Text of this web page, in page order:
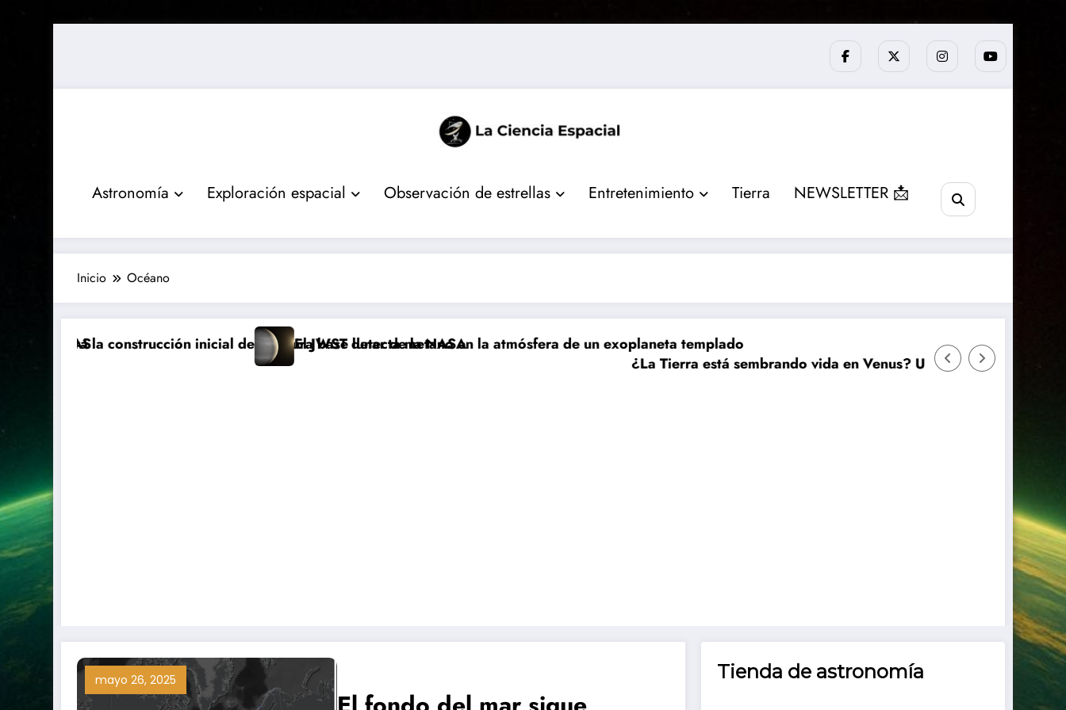
Astronomía Exploración espacial Observación de estrellas Entretenimiento Tierra NEWSLETTER 📩
Inicio Océano
la construcción inicial de la futura base lunar de la NASAEl JWST detecta metano en la atmósfera de un exoplaneta templado
¿La Tierra está sembrando vida en Venus? Un nuevo estudio plantea
El telescopio
mayo 26, 2025 Tienda de astronomía